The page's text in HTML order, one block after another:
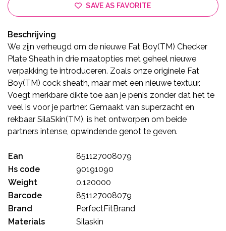
SAVE AS FAVORITE
Beschrijving
We zijn verheugd om de nieuwe Fat Boy(TM) Checker
Plate Sheath in drie maatopties met geheel nieuwe
verpakking te introduceren. Zoals onze originele Fat
Boy(TM) cock sheath, maar met een nieuwe textuur.
Voegt merkbare dikte toe aan je penis zonder dat het te
veel is voor je partner. Gemaakt van superzacht en
rekbaar SilaSkin(TM), is het ontworpen om beide
partners intense, opwindende genot te geven.
Ean
851127008079
Hs code
90191090
Weight
0.120000
Barcode
851127008079
Brand
PerfectFitBrand
Materials
Silaskin